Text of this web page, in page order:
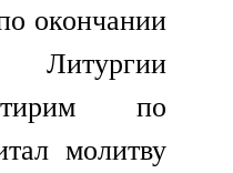
окончании
Литургии
по
молитву